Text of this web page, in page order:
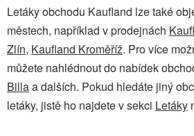
Letáky obchodu Kaufland lze také
městech, například v prodejnách
Zlín, Kaufland Kroměříž. Pro více
můžete nahlédnout do nabídek
Billaa dalších. Pokud hledáte jiný
letáky, jistě ho najdete v sekci Letáky